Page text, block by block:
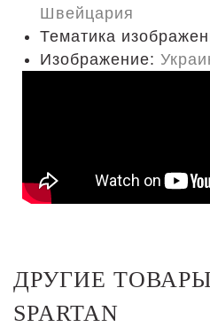
Швейцария
Тематика
Изображение:
ДРУГИЕ
SPARTAN